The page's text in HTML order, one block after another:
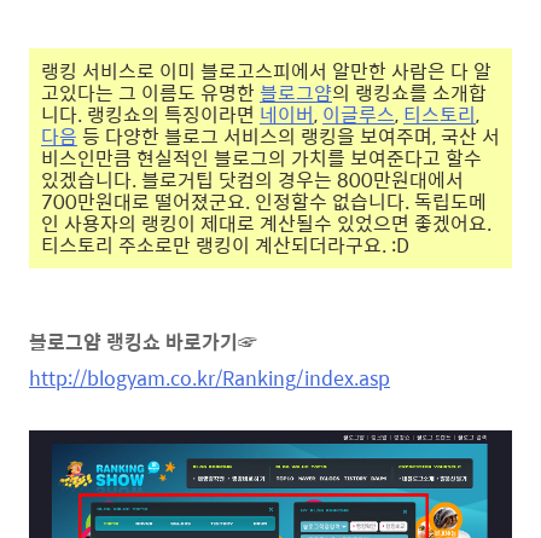
랭킹 서비스로 이미 블로고스피에서 알만한 사람은 다 알
고있다는 그 이름도 유명한 블로그얌의 랭킹쇼를 소개합
니다. 랭킹쇼의 특징이라면 네이버, 이글루스, 티스토리,
다음 등 다양한 블로그 서비스의 랭킹을 보여주며, 국산 서
비스인만큼 현실적인 블로그의 가치를 보여준다고 할수
있겠습니다. 블로거팁 닷컴의 경우는 800만원대에서
700만원대로 떨어졌군요. 인정할수 없습니다. 독립도메
인 사용자의 랭킹이 제대로 계산될수 있었으면 좋겠어요.
티스토리 주소로만 랭킹이 계산되더라구요. :D
블로그얌 랭킹쇼 바로가기☞
http://blogyam.co.kr/Ranking/index.asp